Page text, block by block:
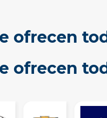
ofrecen
ofrecen